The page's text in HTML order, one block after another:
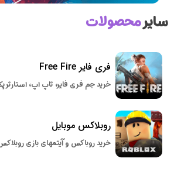
سایرمحصولات
فری فایر Free Fire
خرید جم فری فایر، تاپ اپ، استارتر
روبلاکس موبایل
خرید روباکس و آیتمهای بازی